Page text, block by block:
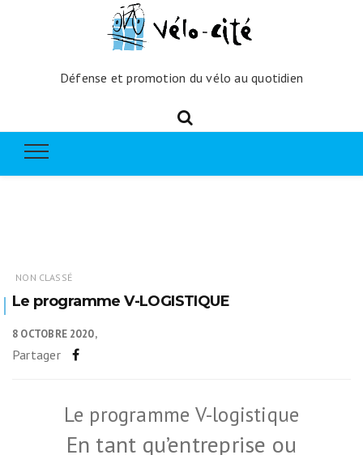
Défense et promotion du vélo au quotidien
NON CLASSÉ
Le programme V-LOGISTIQUE
8 OCTOBRE 2020
Partager
Le programme V-logistique
En tant qu’entreprise ou